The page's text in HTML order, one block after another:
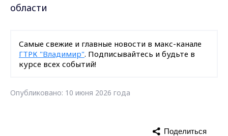
области
Самые свежие и главные новости в макс-канале
ГТРК "Владимир". Подписывайтесь и будьте в
курсе всех событий!
Опубликовано: 10 июня 2026 года
Поделиться